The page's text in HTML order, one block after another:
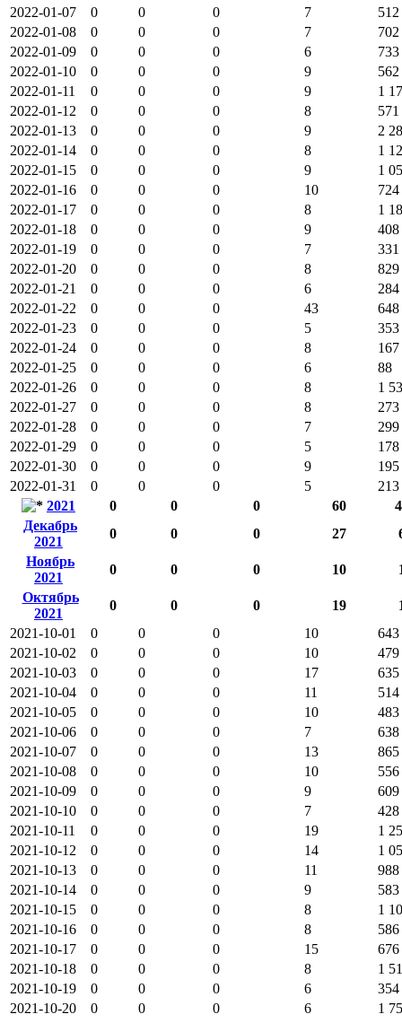
2022-01-07 0 0 0 7
512
2022-01-08
0 0 0 7
702
2022-01-09
0 0 0 6
733
2022-01-10
0 0 0 9
562
2022-01-11
0 0 0 9
1
2022-01-12
0 0 0 8
571
2022-01-13
0 0 0 9
2
2022-01-14
0 0 0 8
1
2022-01-15
0 0 0 9
1
2022-01-16
0 0 0 10
724
2022-01-17
0 0 0 8
1
2022-01-18
0 0 0 9
408
2022-01-19
0 0 0 7
331
2022-01-20
0 0 0 8
829
2022-01-21
0 0 0 6
284
2022-01-22
0 0 0 43
648
2022-01-23
0 0 0 5
353
2022-01-24
0 0 0 8
167
2022-01-25
0 0 0 6
88
2022-01-26
0 0 0 8
1
2022-01-27
0 0 0 8
273
2022-01-28
0 0 0 7
299
2022-01-29
0 0 0 5
178
2022-01-30
0 0 0 9
195
2022-01-31
0 0 0 5
213
2021
0 0 0 60
Декабрь
2021
0 0 0 27
Ноябрь
2021
0 0 0 10
Октябрь
2021
0 0 0 19
2021-10-01
0 0 0 10
643
2021-10-02
0 0 0 10
479
2021-10-03
0 0 0 17
635
2021-10-04
0 0 0 11
514
2021-10-05
0 0 0 10
483
2021-10-06
0 0 0 7
638
2021-10-07
0 0 0 13
865
2021-10-08
0 0 0 10
556
2021-10-09
0 0 0 9
609
2021-10-10
0 0 0 7
428
2021-10-11
0 0 0 19
1
2021-10-12
0 0 0 14
1
2021-10-13
0 0 0 11
988
2021-10-14
0 0 0 9
583
2021-10-15
0 0 0 8
1
2021-10-16
0 0 0 8
586
2021-10-17
0 0 0 15
676
2021-10-18
0 0 0 8
1
2021-10-19
0 0 0 6
354
2021-10-20
0 0 0 6
1